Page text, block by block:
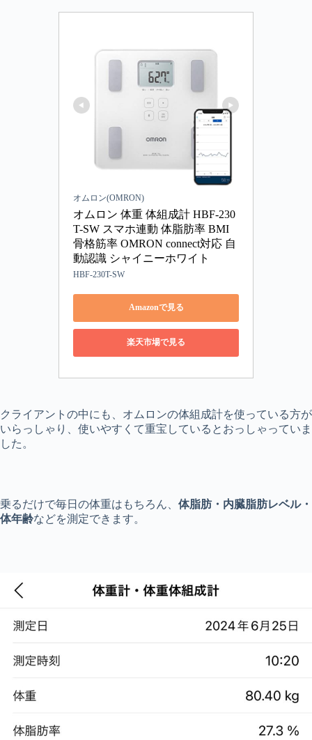
オムロン(OMRON)
オムロン 体重 体組成計 HBF-230
T-SW スマホ連動 体脂肪率 BMI
骨格筋率 OMRON connect対応 自
動認識 シャイニーホワイト
HBF-230T-SW
Amazonで見る
楽天市場で見る
クライアントの中にも、オムロンの体組成計を使っている方が
いらっしゃり、使いやすくて重宝しているとおっしゃっていま
した。
乗るだけで毎日の体重はもちろん、 体脂肪・内臓脂肪レベル・
体年齢などを測定できます。